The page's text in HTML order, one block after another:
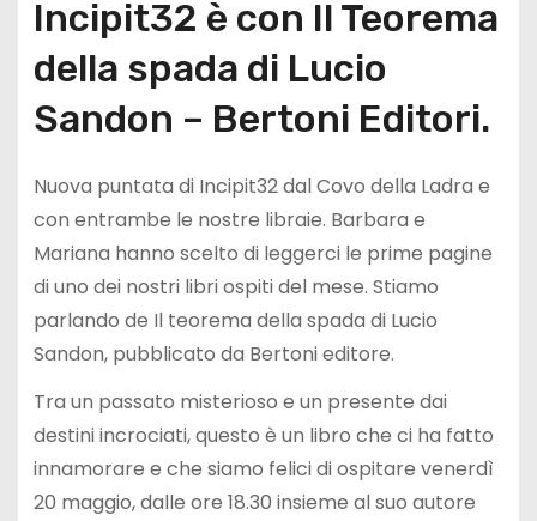
Incipit32 è con Il Teorema
della spada di Lucio
Sandon – Bertoni Editori.
Nuova puntata di Incipit32 dal Covo della Ladra e
con entrambe le nostre libraie. Barbara e
Mariana hanno scelto di leggerci le prime pagine
di uno dei nostri libri ospiti del mese. Stiamo
parlando de Il teorema della spada di Lucio
Sandon, pubblicato da Bertoni editore.
Tra un passato misterioso e un presente dai
destini incrociati, questo è un libro che ci ha fatto
innamorare e che siamo felici di ospitare venerdì
20 maggio, dalle ore 18.30 insieme al suo autore